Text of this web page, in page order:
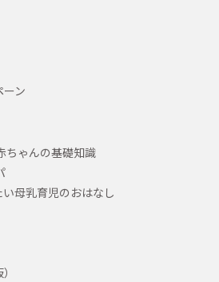
ン
ちゃんの基礎知識
母乳育児のおはなし